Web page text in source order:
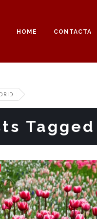
HOME CONTACTA
Tagged